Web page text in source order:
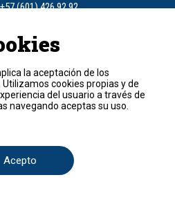
+57 (601) 426 92 92
datos personales
de cookies
RCN Medios.
reservados.
Lülle - www.oal.com.co
la aceptación de los
. Utilizamos cookies propias y de
del usuario a través de
navegando aceptas su uso.
Acepto